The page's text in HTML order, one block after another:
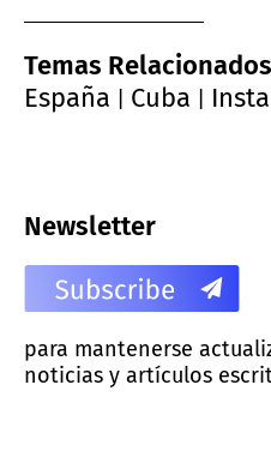
Temas Relacionados
España
Cuba
Newsletter
para mantenerse
noticias y artículos